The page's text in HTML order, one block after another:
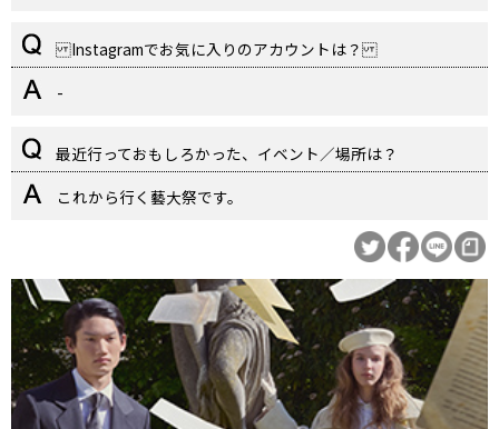
Instagramでお気に入りのアカウントは？
-
最近行っておもしろかった、イベント／場所は？
これから行く藝大祭です。